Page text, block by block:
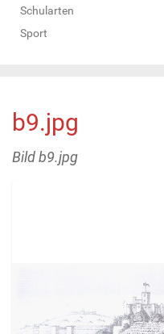
Schularten
Sport
b9.jpg
Bild b9.jpg